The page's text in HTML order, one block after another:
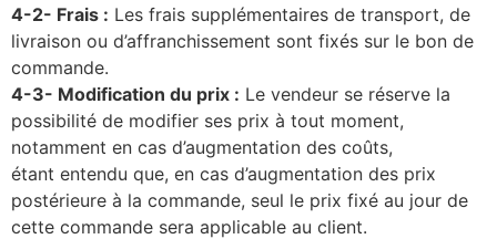
4-2- Frais : Les frais supplémentaires de transport, de
livraison ou d’affranchissement sont fixés sur le bon de
commande.
4-3- Modification du prix : Le vendeur se réserve la
possibilité de modifier ses prix à tout moment,
notamment en cas d’augmentation des coûts,
étant entendu que, en cas d’augmentation des prix
postérieure à la commande, seul le prix fixé au jour de
cette commande sera applicable au client.